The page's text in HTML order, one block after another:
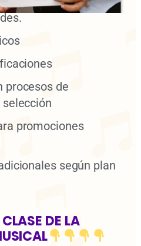
procesos de
promociones
según plan
DE LA